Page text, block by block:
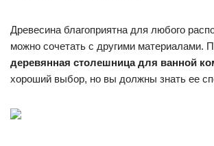
Древесина благоприятна для любого
можно сочетать с другими материалами.
деревянная столешница для ванной
хороший выбор, но вы должны знать ее